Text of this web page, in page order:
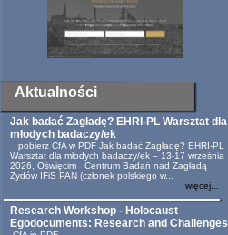
Aktualności
Jak badać Zagładę? EHRI-PL Warsztat dla
młodych badaczy/ek
pobierz CfA w PDF Jak badać Zagładę? EHRI-PL
Warsztat dla młodych badaczy/ek – 13-17 września
2026, Oświęcim Centrum Badań nad Zagładą
Żydów IFiS PAN (członek polskiego w...
więcej...
Research Workshop - Holocaust
Egodocuments: Research and Challenges